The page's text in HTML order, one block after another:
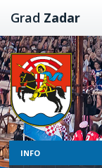
Preskoči
na
sadržaj
Grad Zadar
INFO